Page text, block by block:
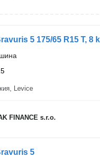
5 175/65 R15 T, 8
Levice
FINANCE s.r.o.
5